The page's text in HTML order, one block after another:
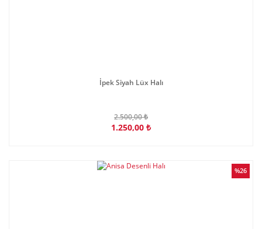
İpek Siyah Lüx Halı
2.500,00 ₺
1.250,00 ₺
%26